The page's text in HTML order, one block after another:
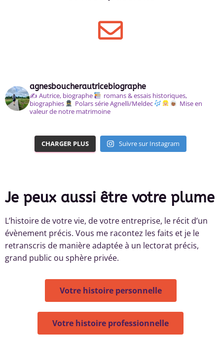
agnesboucherautricebiographe
✍️ Autrice, biographe
romans & essais historiques,
biographies
Polars série Agnelli/Meldec
Mise en
valeur de notre matrimoine
CHARGER PLUS Suivre sur Instagram
Je peux aussi être votre plume
L’histoire de votre vie, de votre entreprise, le récit d’un
évènement précis. Vous me racontez les faits et je le
retranscris de manière adaptée à un lectorat précis,
grand public ou sphère privée.
Votre histoire personnelle
Votre histoire professionnelle